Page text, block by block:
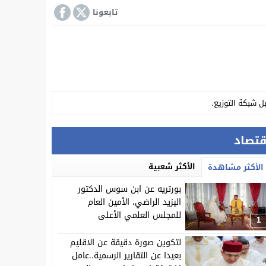
تابعونا
شبكة التوزيع.
عن اشغال المجلس الإقليمي.
في الاتجار الدولي للمخدرات.
“آيت اعزة”
الأكثر مشاهدة الأكثر شعبية
1
بورتريه عن ابن سوس الدكتور
اليزيد الراضي، الأمين العام
للمجلس العلمي الأعلى
لتكوين صورة دقيقة عن الاقليم
بعيدا عن التقارير الرسمية..عامل